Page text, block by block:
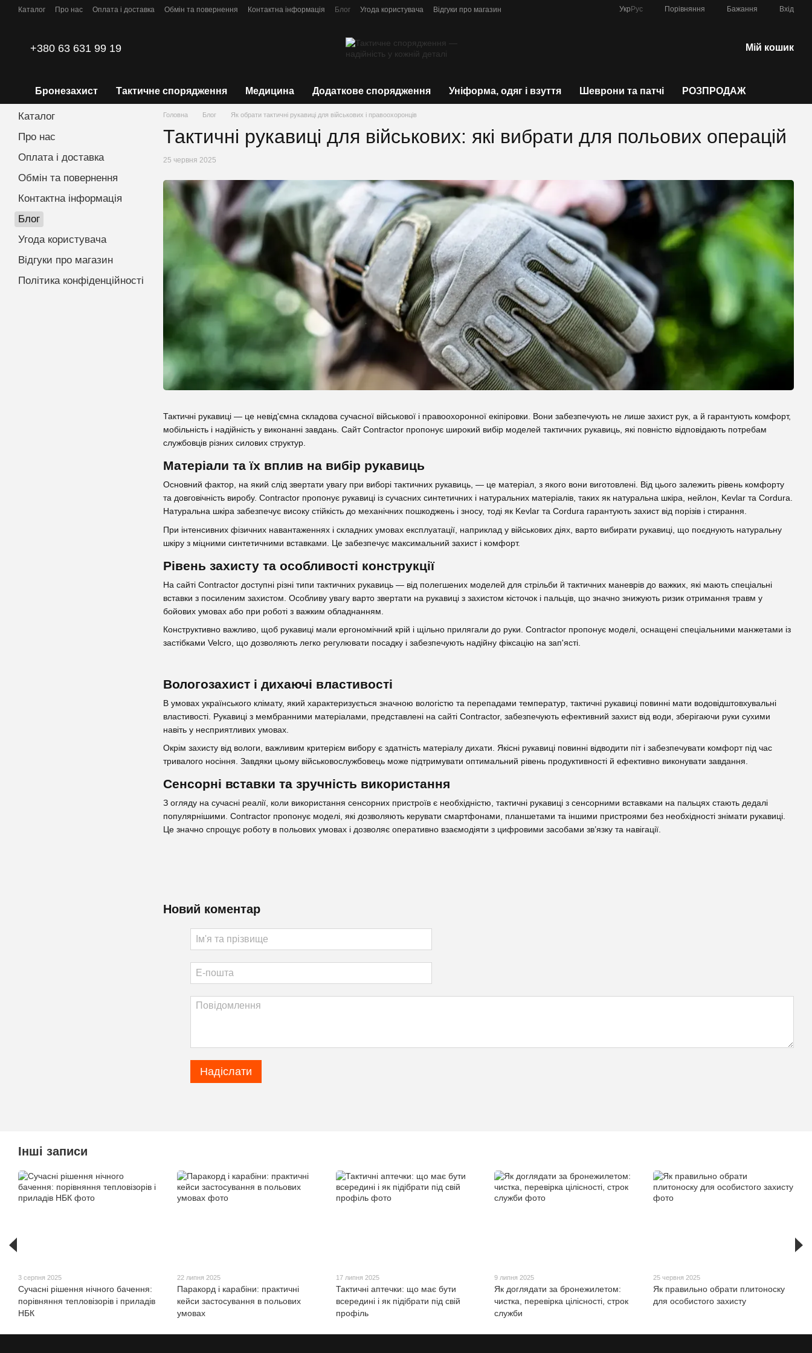
Перейти до основного контенту
Каталог Про нас Оплата і доставка Обмін та повернення Контактна інформація Блог Угода користувача
Відгуки про магазин
Укр Рус Порівняння Бажання Вхід
+380 63 631 99 19 Мій кошик
Бронезахист Тактичне спорядження Медицина Додаткове спорядження Уніформа, одяг і взуття Шеврони та патчі РОЗПРОДАЖ
Головна Блог Як обрати тактичні рукавиці для військових і правоохоронців
Тактичні рукавиці для військових: які вибрати для польових операцій
25 червня 2025
Тактичні рукавиці — це невід'ємна складова сучасної військової і правоохоронної екіпіровки. Вони забезпечують не лише захист рук, а й гарантують комфорт,
мобільність і надійність у виконанні завдань. Сайт Contractor пропонує широкий вибір моделей тактичних рукавиць, які повністю відповідають потребам
службовців різних силових структур.
Матеріали та їх вплив на вибір рукавиць
Основний фактор, на який слід звертати увагу при виборі тактичних рукавиць, — це матеріал, з якого вони виготовлені. Від цього залежить рівень комфорту
та довговічність виробу. Contractor пропонує рукавиці із сучасних синтетичних і натуральних матеріалів, таких як натуральна шкіра, нейлон, Kevlar та Cordura.
Натуральна шкіра забезпечує високу стійкість до механічних пошкоджень і зносу, тоді як Kevlar та Cordura гарантують захист від порізів і стирання.
При інтенсивних фізичних навантаженнях і складних умовах експлуатації, наприклад у військових діях, варто вибирати рукавиці, що поєднують натуральну
шкіру з міцними синтетичними вставками. Це забезпечує максимальний захист і комфорт.
Рівень захисту та особливості конструкції
На сайті Contractor доступні різні типи тактичних рукавиць — від полегшених моделей для стрільби й тактичних маневрів до важких, які мають спеціальні
вставки з посиленим захистом. Особливу увагу варто звертати на рукавиці з захистом кісточок і пальців, що значно знижують ризик отримання травм у
бойових умовах або при роботі з важким обладнанням.
Конструктивно важливо, щоб рукавиці мали ергономічний крій і щільно прилягали до руки. Contractor пропонує моделі, оснащені спеціальними манжетами із
застібками Velcro, що дозволяють легко регулювати посадку і забезпечують надійну фіксацію на зап'ясті.
Вологозахист і дихаючі властивості
В умовах українського клімату, який характеризується значною вологістю та перепадами температур, тактичні рукавиці повинні мати водовідштовхувальні
властивості. Рукавиці з мембранними матеріалами, представлені на сайті Contractor, забезпечують ефективний захист від води, зберігаючи руки сухими
навіть у несприятливих умовах.
Окрім захисту від вологи, важливим критерієм вибору є здатність матеріалу дихати. Якісні рукавиці повинні відводити піт і забезпечувати комфорт під час
тривалого носіння. Завдяки цьому військовослужбовець може підтримувати оптимальний рівень продуктивності й ефективно виконувати завдання.
Сенсорні вставки та зручність використання
З огляду на сучасні реалії, коли використання сенсорних пристроїв є необхідністю, тактичні рукавиці з сенсорними вставками на пальцях стають дедалі
популярнішими. Contractor пропонує моделі, які дозволяють керувати смартфонами, планшетами та іншими пристроями без необхідності знімати рукавиці.
Це значно спрощує роботу в польових умовах і дозволяє оперативно взаємодіяти з цифровими засобами зв’язку та навігації.
Новий коментар
Надіслати
Каталог
Про нас
Оплата і доставка
Обмін та повернення
Контактна інформація
Блог
Угода користувача
Відгуки про магазин
Політика конфіденційності
Інші записи
3 серпня 2025
Сучасні рішення нічного бачення:
порівняння тепловізорів і приладів
НБК
22 липня 2025
Паракорд і карабіни: практичні
кейси застосування в польових
умовах
17 липня 2025
Тактичні аптечки: що має бути
всередині і як підібрати під свій
профіль
9 липня 2025
Як доглядати за бронежилетом:
чистка, перевірка цілісності, строк
служби
25 червня 2025
Як правильно обрати плитоноску
для особистого захисту